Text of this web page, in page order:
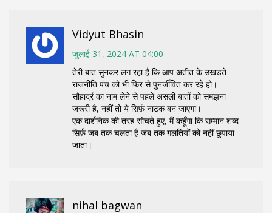
Vidyut Bhasin
जुलाई 31, 2024 AT 04:00
तेरी बात सुनकर लग रहा है कि आप अतीत के उखड़ते
राजनीति पंच को भी फिर से पुनर्जीवित कर रहे हो।
सौहार्द्र का नाम लेने से पहले असली बातों को समझना
जरूरी है, नहीं तो ये सिर्फ़ नाटक बन जाएगा।
एक दार्शनिक की तरह सोचते हुए, मैं कहूँगा कि सम्मान शब्द
सिर्फ़ जब तक चलता है जब तक ग़लतियों को नहीं छुपाया
जाता।
nihal bagwan